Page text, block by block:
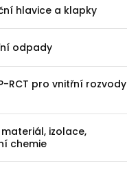
hlavice a klapky
odpady
RCT pro vnitřní rozvody
izolace,
chemie